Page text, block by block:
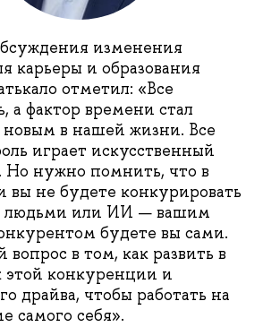
изменения
карьеры и образования
отметил: «Все
а фактор времени стал
новым в нашей жизни. Всe
играет искусственный
Но нужно помнить, что в
вы не будете конкурировать
людьми или ИИ — вашим
будете вы сами.
вопрос в том, как развить в
этой конкуренции и
драйва, чтобы работать на
самого себя».